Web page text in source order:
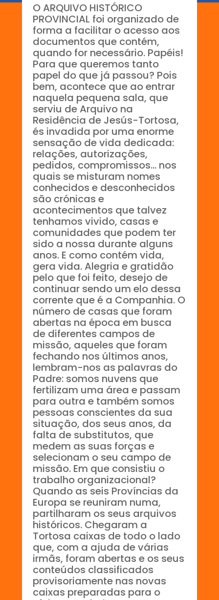
O ARQUIVO HISTÓRICO
PROVINCIAL foi organizado de
forma a facilitar o acesso aos
documentos que contém,
quando for necessário. Papéis!
Para que queremos tanto
papel do que já passou? Pois
bem, acontece que ao entrar
naquela pequena sala, que
serviu de Arquivo na
Residência de Jesús-Tortosa,
és invadida por uma enorme
sensação de vida dedicada:
relações, autorizações,
pedidos, compromissos… nos
quais se misturam nomes
conhecidos e desconhecidos
são crónicas e
acontecimentos que talvez
tenhamos vivido, casas e
comunidades que podem ter
sido a nossa durante alguns
anos. E como contém vida,
gera vida. Alegria e gratidão
pelo que foi feito, desejo de
continuar sendo um elo dessa
corrente que é a Companhia. O
número de casas que foram
abertas na época em busca
de diferentes campos de
missão, aqueles que foram
fechando nos últimos anos,
lembram-nos as palavras do
Padre: somos nuvens que
fertilizam uma área e passam
para outra e também somos
pessoas conscientes da sua
situação, dos seus anos, da
falta de substitutos, que
medem as suas forças e
selecionam o seu campo de
missão. Em que consistiu o
trabalho organizacional?
Quando as seis Províncias da
Europa se reuniram numa,
partilharam os seus arquivos
históricos. Chegaram a
Tortosa caixas de todo o lado
que, com a ajuda de várias
irmãs, foram abertas e os seus
conteúdos classificados
provisoriamente nas novas
caixas preparadas para o